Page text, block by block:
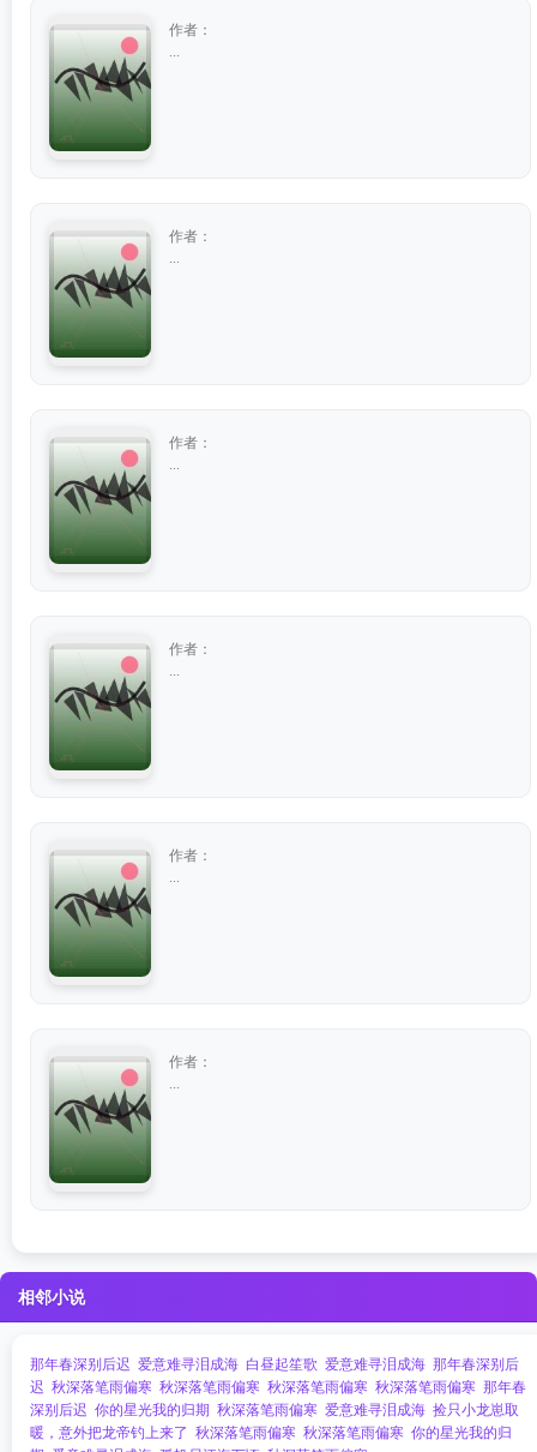
作者：
作者：
作者：
作者：
作者：
作者：
相邻小说
那年春深别后迟 爱意难寻泪成海 白昼起笙歌 爱意难寻泪成海 那年春深别后
迟 秋深落笔雨偏寒 秋深落笔雨偏寒 秋深落笔雨偏寒 秋深落笔雨偏寒 那年春
深别后迟 你的星光我的归期 秋深落笔雨偏寒 爱意难寻泪成海 捡只小龙崽取
暖，意外把龙帝钓上来了 秋深落笔雨偏寒 秋深落笔雨偏寒 你的星光我的归